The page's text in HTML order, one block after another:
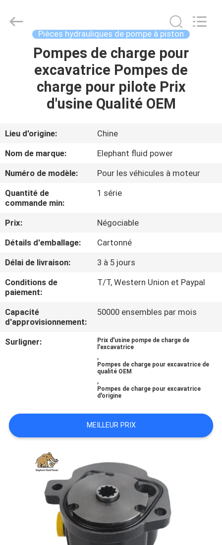
MAISON
PRODUITS
SUJET
DE
NOUS
VISITE
D'USINE
CONTRÔLE
DE
QUALITÉ
CONTACTEZ-
NOUS
PLAN
DU
PRIVACY
POLICY
Elephant
Fluid
Pièces hydrauliques de pompe à piston
Pompes de charge pour
excavatrice Pompes de
charge pour pilote Prix
d'usine Qualité OEM
Lieu d'origine:
Chine
Nom de marque:
Elephant fluid power
Numéro de modèle:
Pour les véhicules à moteur
Quantité de
commande min:
1 série
Prix:
Négociable
Détails d'emballage:
Cartonné
Délai de livraison:
3 à 5 jours
Conditions de
paiement:
T/T, Western Union et Paypal
Capacité
d'approvisionnement:
50000 ensembles par mois
Surligner:
Prix d'usine pompe de charge de
l'excavatrice
,
Pompes de charge pour excavatrice de
qualité OEM
,
Pompes de charge pour excavatrice
d'origine
MEILLEUR PRIX